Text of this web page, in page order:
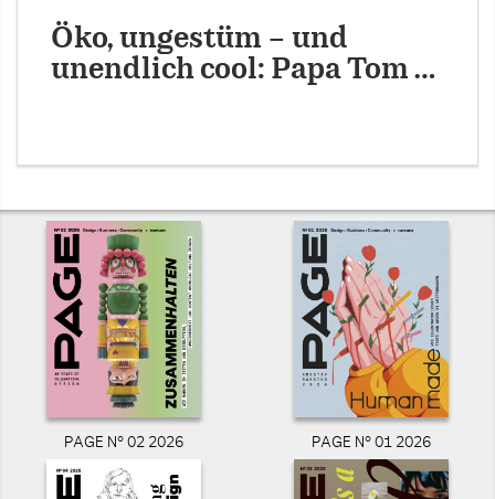
Öko, ungestüm – und
unendlich cool: Papa Tom …
PAGE N° 02 2026 PAGE N° 01 2026